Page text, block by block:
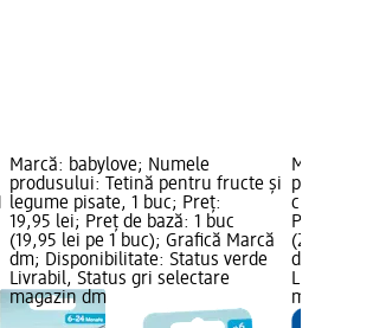
Marcă: babylove; Numele
produsului: Tetină pentru fructe și
legume pisate, 1 buc; Preț:
19,95 lei; Preț de bază: 1 buc
(19,95 lei pe 1 buc); Grafică Marcă
dm; Disponibilitate: Status verde
Livrabil, Status gri selectare
magazin dm
Marcă:
produsului:
cu
Preț: 23,95
(23,95 lei
dm;
Livrabil,
magazin